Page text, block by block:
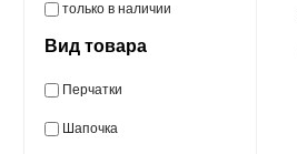
только в наличии
Вид товара
Перчатки
Шапочка